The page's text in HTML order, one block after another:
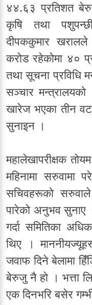
४४.६३ प्रतिशत
कृषि तथा
दीपककुमार
करोड रहेकोमा ४०
तथा सूचना प्रविधि
सञ्चार
खारेज भएका तीन
सुनाइन ।
महालेखापरीक्षक
महिनामा सरुवामा
सचिवहरूको
पारेको अनुभव
गर्दा समितिका
थिए ।
जवाफ दिने बेलामा
बेरुजु नै हो । भत्ता
एक दिनभरि बसेर